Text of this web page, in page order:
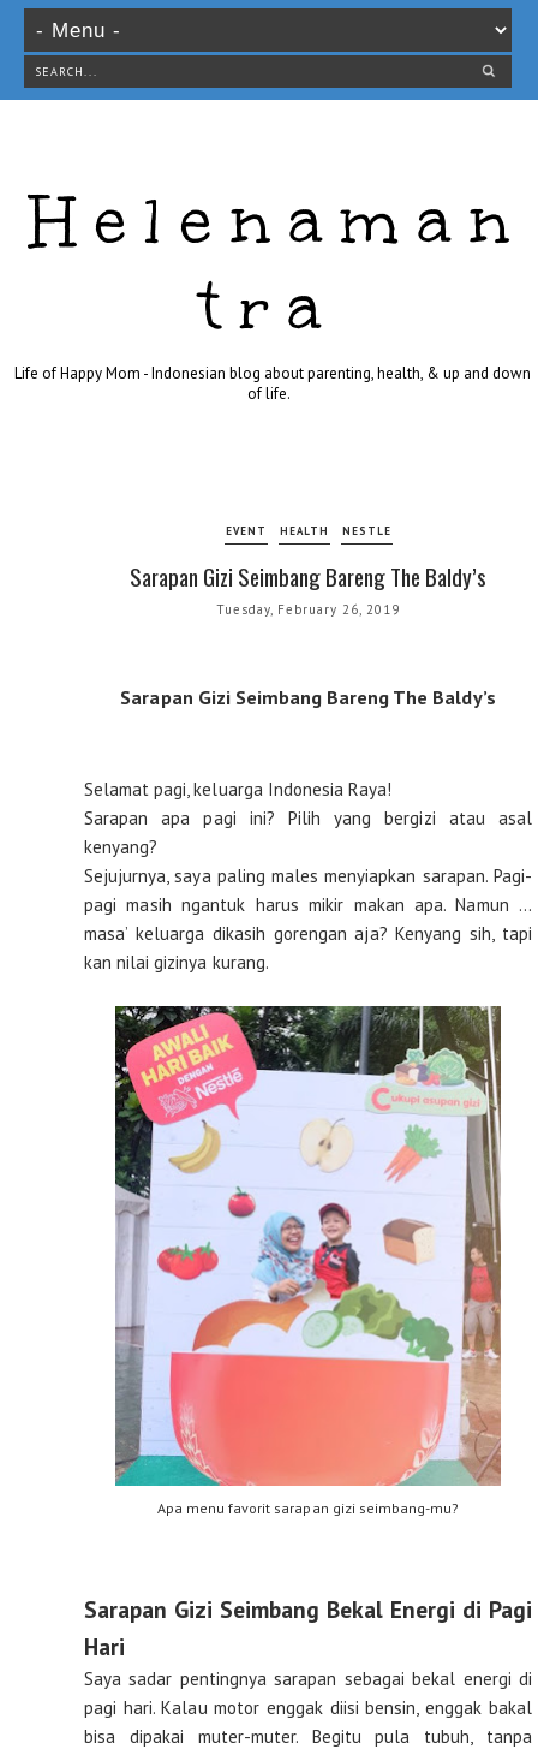
Helenaman
tra
Life of Happy Mom - Indonesian blog about parenting, health, & up and down
of life.
EVENT HEALTH NESTLE
Sarapan Gizi Seimbang Bareng The Baldy’s
Tuesday, February 26, 2019
Sarapan Gizi Seimbang Bareng The Baldy’s
Selamat pagi, keluarga Indonesia Raya!
Sarapan apa pagi ini? Pilih yang bergizi atau asal
kenyang?
Sejujurnya, saya paling males menyiapkan sarapan. Pagi-
pagi masih ngantuk harus mikir makan apa. Namun …
masa’ keluarga dikasih gorengan aja? Kenyang sih, tapi
kan nilai gizinya kurang.
Apa menu favorit sarapan gizi seimbang-mu?
Sarapan Gizi Seimbang Bekal Energi di Pagi
Hari
Saya sadar pentingnya sarapan sebagai bekal energi di
pagi hari. Kalau motor enggak diisi bensin, enggak bakal
bisa dipakai muter-muter. Begitu pula tubuh, tanpa